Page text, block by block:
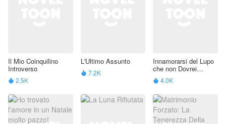
Il Mio Coinquilino
Introverso
 2.5K
L'Ultimo Assunto
 7.2K
Innamorarsi del Lupo
che non Dovrei
Amare
 4.0K